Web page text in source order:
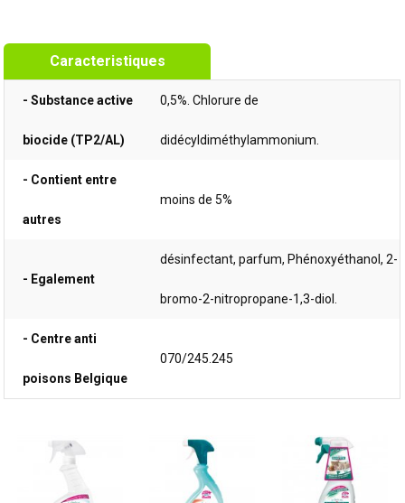
Caracteristiques
- Substance active
biocide (TP2/AL)
0,5%. Chlorure de
didécyldiméthylammonium.
- Contient entre
autres
moins de 5%
- Egalement
désinfectant, parfum, Phénoxyéthanol, 2-
bromo-2-nitropropane-1,3-diol.
- Centre anti
poisons Belgique
070/245.245